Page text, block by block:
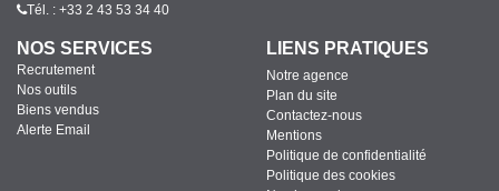
Tél. : +33 2 43 53 34 40
NOS SERVICES
Recrutement
Nos outils
Biens vendus
Alerte Email
LIENS PRATIQUES
Notre agence
Plan du site
Contactez-nous
Mentions
Politique de confidentialité
Politique des cookies